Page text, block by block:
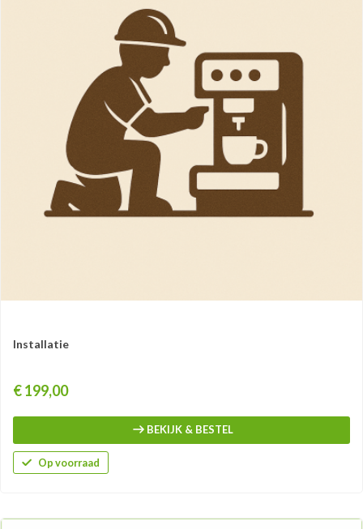
Installatie
Prijs
€ 199,00
BEKIJK & BESTEL
Op voorraad